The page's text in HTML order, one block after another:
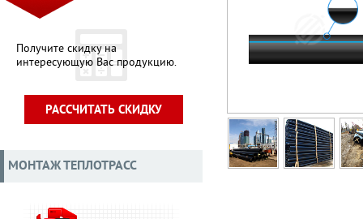
Получите скидку на
интересующую Вас продукцию.
РАССЧИТАТЬ СКИДКУ
МОНТАЖ ТЕПЛОТРАСС